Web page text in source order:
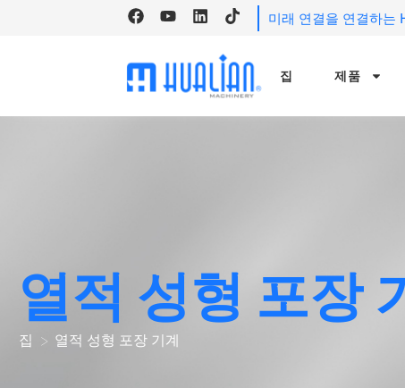
미래 연결을 연결하는
집 제품
열적 성형 포장
집 > 열적 성형 포장 기계